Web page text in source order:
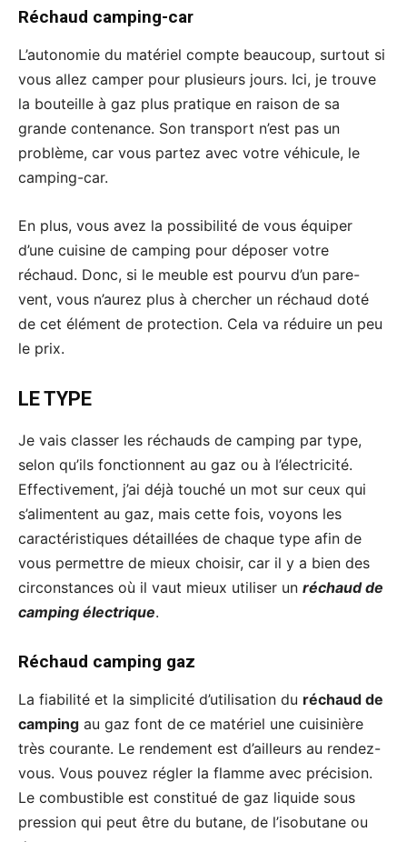
Réchaud camping-car
L’autonomie du matériel compte beaucoup, surtout si
vous allez camper pour plusieurs jours. Ici, je trouve
la bouteille à gaz plus pratique en raison de sa
grande contenance. Son transport n’est pas un
problème, car vous partez avec votre véhicule, le
camping-car.
En plus, vous avez la possibilité de vous équiper
d’une cuisine de camping pour déposer votre
réchaud. Donc, si le meuble est pourvu d’un pare-
vent, vous n’aurez plus à chercher un réchaud doté
de cet élément de protection. Cela va réduire un peu
le prix.
LE TYPE
Je vais classer les réchauds de camping par type,
selon qu’ils fonctionnent au gaz ou à l’électricité.
Effectivement, j’ai déjà touché un mot sur ceux qui
s’alimentent au gaz, mais cette fois, voyons les
caractéristiques détaillées de chaque type afin de
vous permettre de mieux choisir, car il y a bien des
circonstances où il vaut mieux utiliser un réchaud de
camping électrique.
Réchaud camping gaz
La fiabilité et la simplicité d’utilisation du réchaud de
camping au gaz font de ce matériel une cuisinière
très courante. Le rendement est d’ailleurs au rendez-
vous. Vous pouvez régler la flamme avec précision.
Le combustible est constitué de gaz liquide sous
pression qui peut être du butane, de l’isobutane ou